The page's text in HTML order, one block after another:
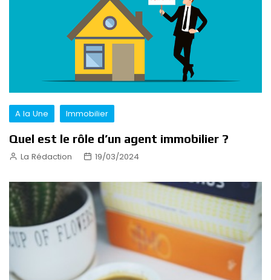
A la Une Immobilier
Quel est le rôle d’un agent immobilier ?
La Rédaction 19/03/2024